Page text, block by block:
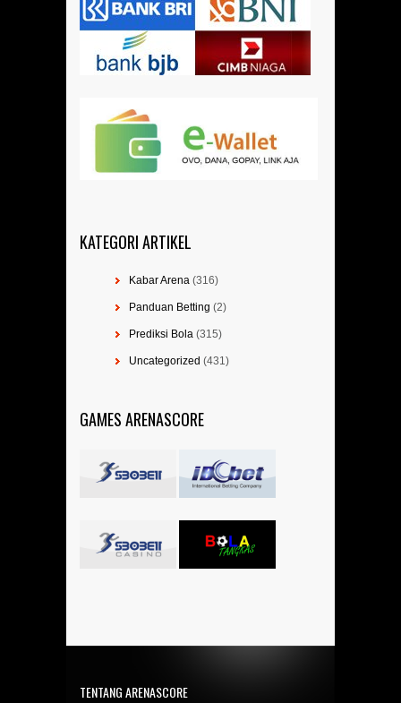
KATEGORI ARTIKEL
Kabar Arena (316)
Panduan Betting (2)
Prediksi Bola (315)
Uncategorized (431)
GAMES ARENASCORE
TENTANG ARENASCORE